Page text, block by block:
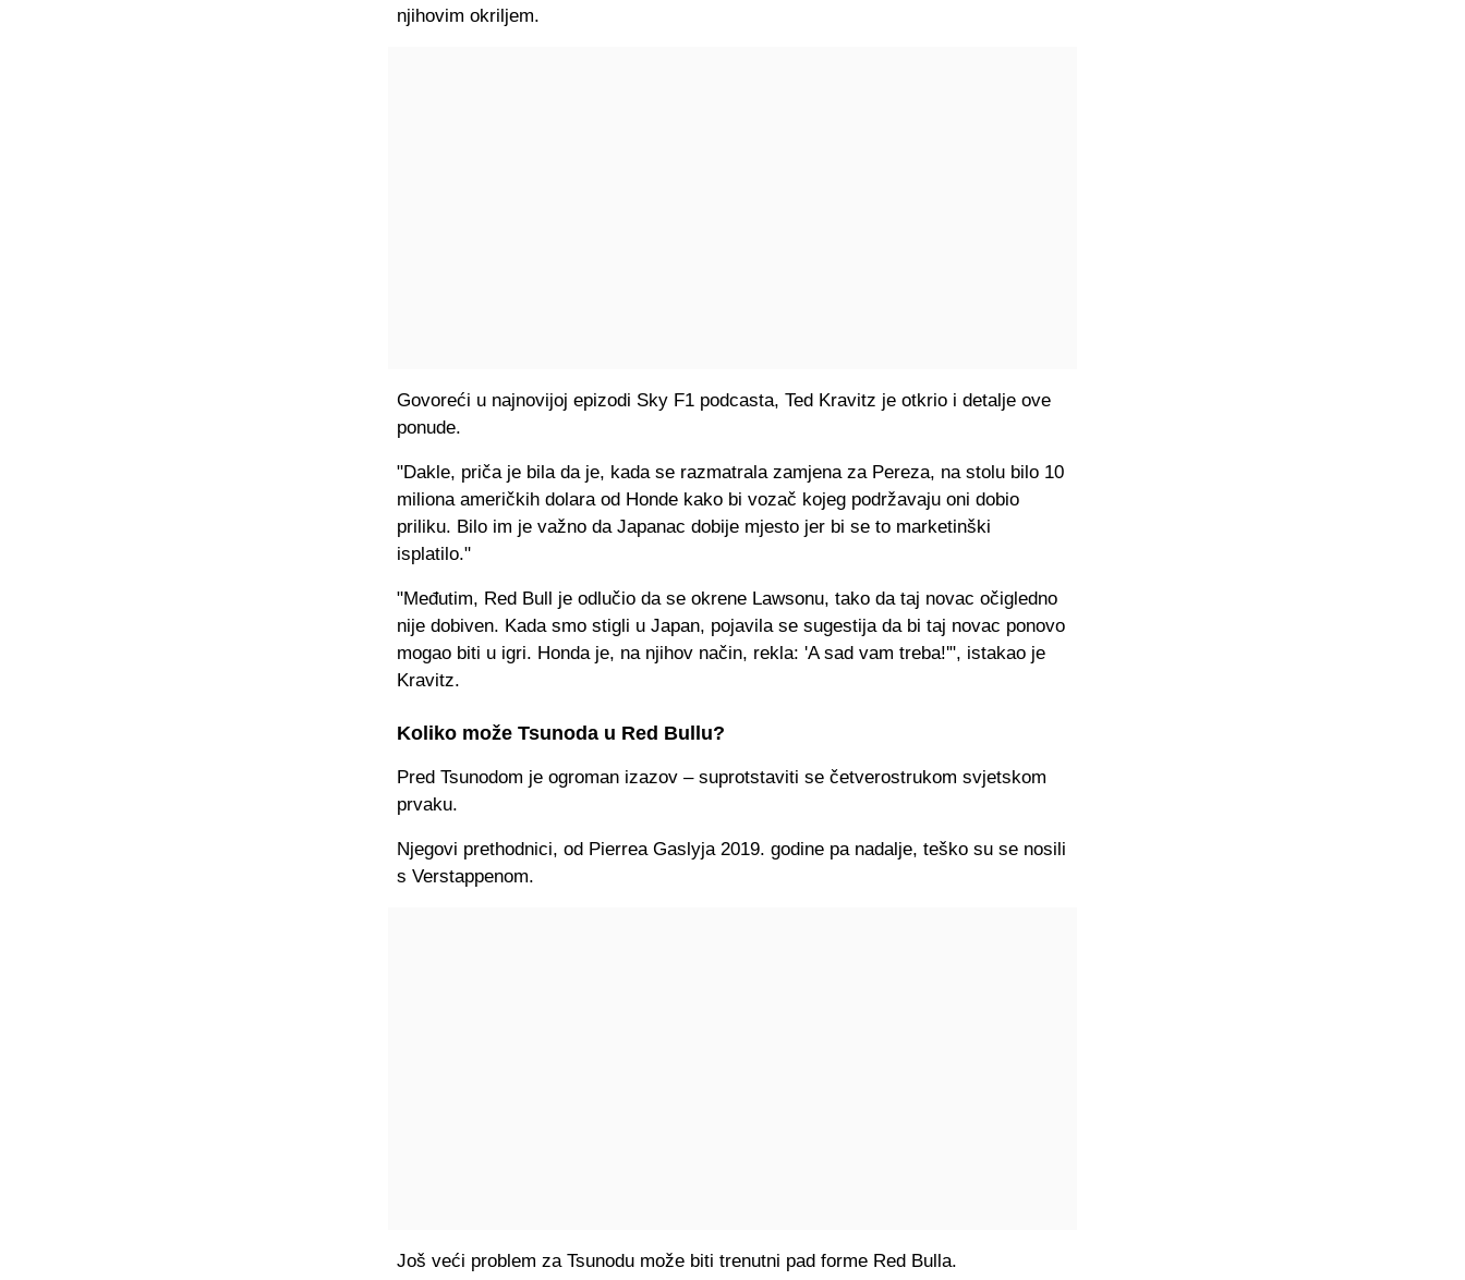
njihovim okriljem.
Govoreći u najnovijoj epizodi Sky F1 podcasta, Ted Kravitz je otkrio i detalje ove
ponude.
"Dakle, priča je bila da je, kada se razmatrala zamjena za Pereza, na stolu bilo 10
miliona američkih dolara od Honde kako bi vozač kojeg podržavaju oni dobio
priliku. Bilo im je važno da Japanac dobije mjesto jer bi se to marketinški
isplatilo."
"Međutim, Red Bull je odlučio da se okrene Lawsonu, tako da taj novac očigledno
nije dobiven. Kada smo stigli u Japan, pojavila se sugestija da bi taj novac ponovo
mogao biti u igri. Honda je, na njihov način, rekla: 'A sad vam treba!'", istakao je
Kravitz.
Koliko može Tsunoda u Red Bullu?
Pred Tsunodom je ogroman izazov – suprotstaviti se četverostrukom svjetskom
prvaku.
Njegovi prethodnici, od Pierrea Gaslyja 2019. godine pa nadalje, teško su se nosili
s Verstappenom.
Još veći problem za Tsunodu može biti trenutni pad forme Red Bulla.